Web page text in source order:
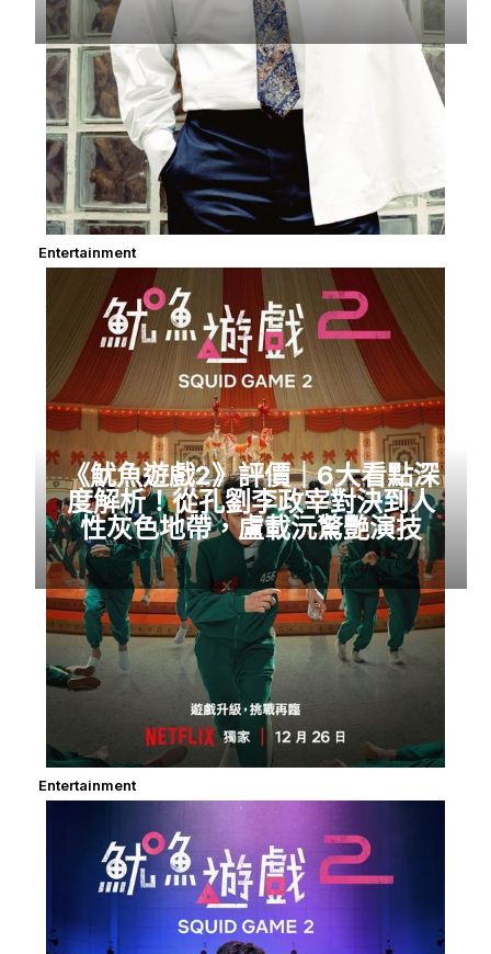
Entertainment
《魷魚遊戲2》評價｜6大看點深
度解析！從孔劉李政宰對決到人
性灰色地帶，盧載沅驚艷演技
Entertainment